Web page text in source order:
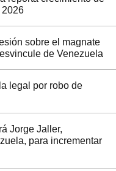
2026
sobre el magnate
de Venezuela
legal por robo de
Jorge Jaller,
para incrementar